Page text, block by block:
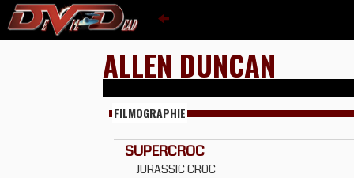
ALLEN DUNCAN
FILMOGRAPHIE
SUPERCROC
JURASSIC CROC